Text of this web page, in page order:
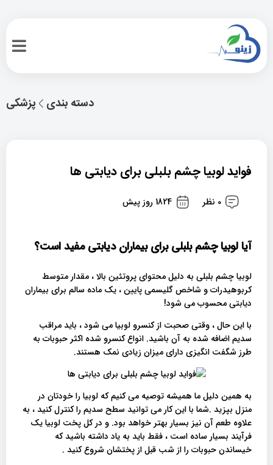
پزشکی دسته بندی
فواید لوبیا چشم بلبلی برای دیابتی ها
0 نظر 1824 روز پیش
آیا لوبیا چشم بلبلی برای بیماران دیابتی مفید است؟
لوبیا چشم بلبلی به دلیل محتوای پروتئین بالا ، مقدار متوسط ​​
کربوهیدرات و شاخص گلیسمی پایین ، یک ماده سالم برای بیماران
دیابتی محسوب می شود!
با این حال ، وقتی صحبت از کنسرو لوبیا می شود ، باید مراقب
سدیم اضافه شده به آن باشید. انواع کنسرو شده اکثر حبوبات به
طرز شگفت انگیزی دارای میزان زیادی نمک هستند.
به همین دلیل ما همیشه توصیه می کنیم که لوبیا را خودتان در
منزل بپزید .شما با این کار می توانید سطح سدیم را کنترل کنید ، به
علاوه طعم آن نیز بسیار بهتر خواهد بود. و در کل پخت لوبیا یک
فرآیند بسیار ساده است ، فقط باید به یاد داشته باشید که
خیساندن حبوبات را از شب قبل از پختشان شروع کنید .